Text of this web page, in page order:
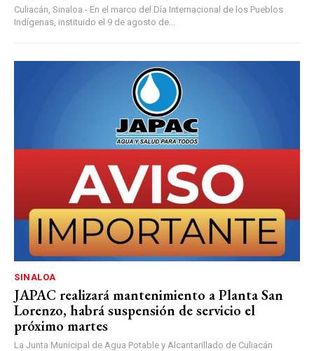
Culiacán, Sinaloa.- En el marco del Día Internacional de los Pueblos
Indígenas, instituido el 9 de agosto de...
SINALOA
JAPAC realizará mantenimiento a Planta San
Lorenzo, habrá suspensión de servicio el
próximo martes
La Junta Municipal de Agua Potable y Alcantarillado de Culiacán